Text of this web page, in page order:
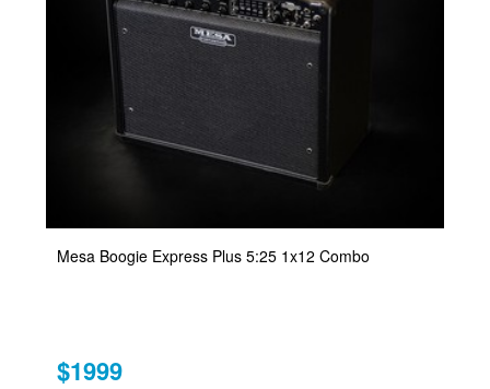
Mesa Boogie Express Plus 5:25 1x12 Combo
$1999